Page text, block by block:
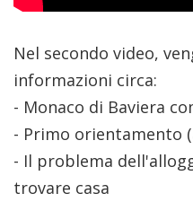
Nel secondo video,
informazioni circa:
- Monaco di Baviera
- Primo orientamento
- Il problema
trovare casa